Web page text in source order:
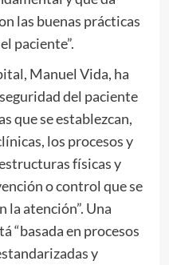
las buenas prácticas
paciente”.
Manuel Vida, ha
del paciente
que se establezcan,
los procesos y
físicas y
o control que se
la atención”. Una
“basada en procesos
y